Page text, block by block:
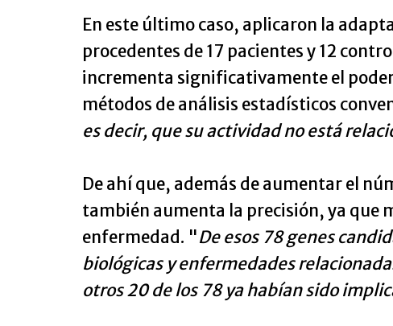
En este último caso, aplicaron la
procedentes de 17 pacientes y 12
incrementa significativamente el
métodos de análisis estadísticos
es decir, que su actividad no está
De ahí que, además de aumentar el
también aumenta la precisión, ya que
enfermedad. "De esos 78 genes
biológicas y enfermedades
otros 20 de los 78 ya habían sido